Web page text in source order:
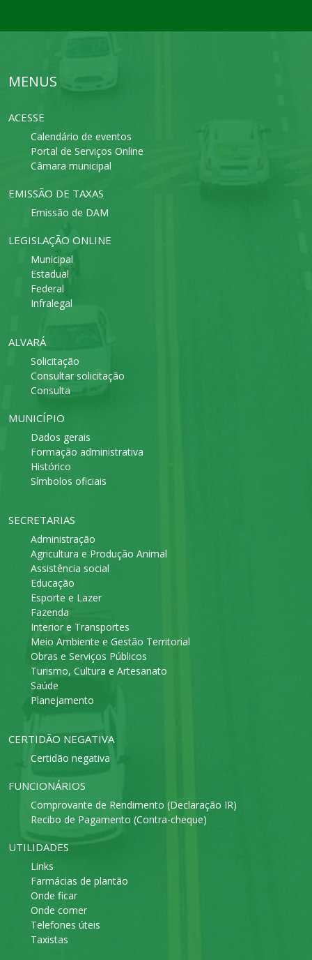
MENUS
ACESSE
Calendário de eventos
Portal de Serviços Online
Câmara municipal
EMISSÃO DE TAXAS
Emissão de DAM
LEGISLAÇÃO ONLINE
Municipal
Estadual
Federal
Infralegal
ALVARÁ
Solicitação
Consultar solicitação
Consulta
MUNICÍPIO
Dados gerais
Formação administrativa
Histórico
Símbolos oficiais
SECRETARIAS
Administração
Agricultura e Produção Animal
Assistência social
Educação
Esporte e Lazer
Fazenda
Interior e Transportes
Meio Ambiente e Gestão Territorial
Obras e Serviços Públicos
Turismo, Cultura e Artesanato
Saúde
Planejamento
CERTIDÃO NEGATIVA
Certidão negativa
FUNCIONÁRIOS
Comprovante de Rendimento (Declaração IR)
Recibo de Pagamento (Contra-cheque)
UTILIDADES
Links
Farmácias de plantão
Onde ficar
Onde comer
Telefones úteis
Taxistas